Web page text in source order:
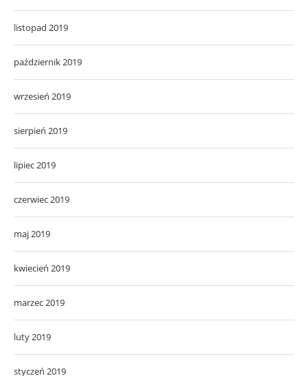
listopad 2019
październik 2019
wrzesień 2019
sierpień 2019
lipiec 2019
czerwiec 2019
maj 2019
kwiecień 2019
marzec 2019
luty 2019
styczeń 2019